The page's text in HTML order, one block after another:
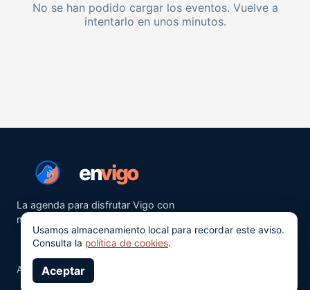
No se han podido cargar los eventos. Vuelve a
intentarlo en unos minutos.
envigo
La agenda para disfrutar Vigo con
más ganas.
Aviso legalPrivacidad
Usamos almacenamiento local para recordar este aviso.
Consulta la política de cookies.
Aceptar